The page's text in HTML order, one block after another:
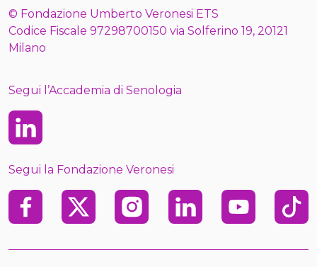
© Fondazione Umberto Veronesi ETS
Codice Fiscale 97298700150 via Solferino 19, 20121
Milano
Segui l’Accademia di Senologia
Linkedin
Segui la Fondazione Veronesi
FacebookX InstagramLinkedin Youtube TikTok